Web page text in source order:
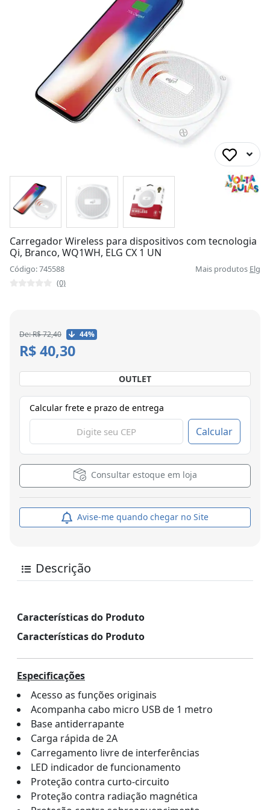
Carregador Wireless para dispositivos com tecnologia
Qi, Branco, WQ1WH, ELG CX 1 UN
Código: 745588 Mais produtos Elg
(0)
De: R$ 72,40 44%
R$ 40,30
OUTLET
Calcular frete e prazo de entrega
Calcular
Consultar estoque em loja
Avise-me quando chegar no Site
Descrição
Características do Produto
Características do Produto
Especificações
Acesso as funções originais
Acompanha cabo micro USB de 1 metro
Base antiderrapante
Carga rápida de 2A
Carregamento livre de interferências
LED indicador de funcionamento
Proteção contra curto-circuito
Proteção contra radiação magnética